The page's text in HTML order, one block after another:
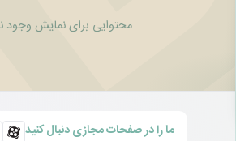
محتوایی برای نمایش وجود
ما را در صفحات مجازی دنبال کنید